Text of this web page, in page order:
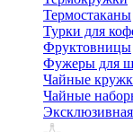
Термостаканы
Турки для
Фруктовницы
Фужеры для
Чайные
Чайные